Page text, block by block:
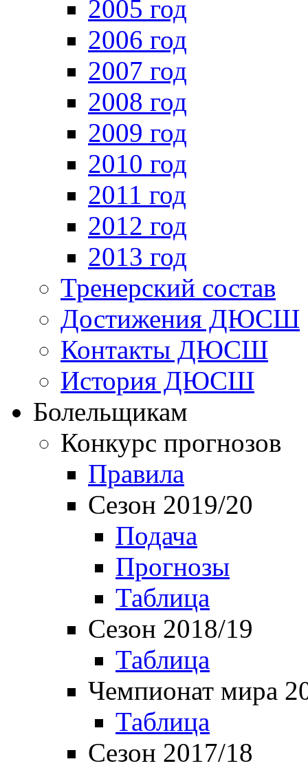
2005 год
2006 год
2007 год
2008 год
2009 год
2010 год
2011 год
2012 год
2013 год
Тренерский состав
Достижения ДЮСШ
Контакты ДЮСШ
История ДЮСШ
Болельщикам
Конкурс прогнозов
Правила
Сезон 2019/20
Подача
Прогнозы
Таблица
Сезон 2018/19
Таблица
Чемпионат мира
Таблица
Сезон 2017/18